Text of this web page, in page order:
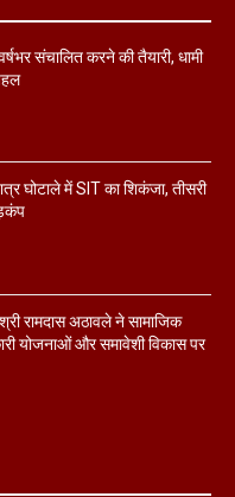
संचालित करने की तैयारी, धामी
घोटाले में SIT का शिकंजा, तीसरी
रामदास अठावले ने सामाजिक
योजनाओं और समावेशी विकास पर